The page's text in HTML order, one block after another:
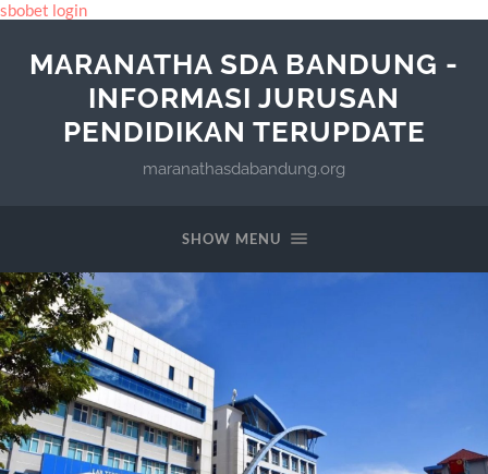
sbobet login
MARANATHA SDA BANDUNG -
INFORMASI JURUSAN
PENDIDIKAN TERUPDATE
maranathasdabandung.org
SHOW MENU